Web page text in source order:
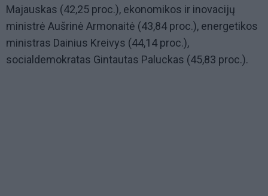
Majauskas (42,25 proc.), ekonomikos ir inovacijų
ministrė Aušrinė Armonaitė (43,84 proc.), energetikos
ministras Dainius Kreivys (44,14 proc.),
socialdemokratas Gintautas Paluckas (45,83 proc.).